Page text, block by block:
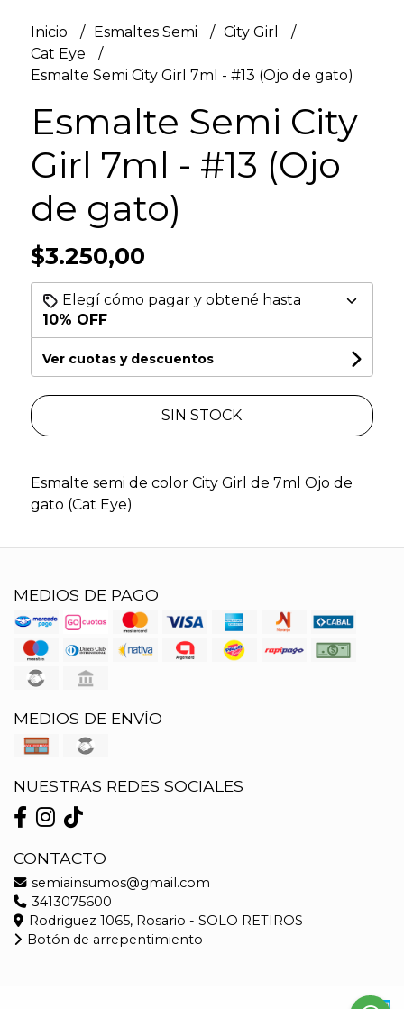
Inicio Esmaltes Semi
City Girl
Cat Eye
Esmalte Semi City Girl 7ml - #13 (Ojo de gato)
Esmalte Semi City
Girl 7ml - #13 (Ojo
de gato)
$3.250,00
Elegí cómo pagar y obtené hasta
10% OFF
Ver cuotas y descuentos
SIN STOCK
Esmalte semi de color City Girl de 7ml Ojo de
gato (Cat Eye)
MEDIOS DE PAGO
MEDIOS DE ENVÍO
NUESTRAS REDES SOCIALES
CONTACTO
semiainsumos@gmail.com
3413075600
Rodriguez 1065, Rosario - SOLO RETIROS
Botón de arrepentimiento